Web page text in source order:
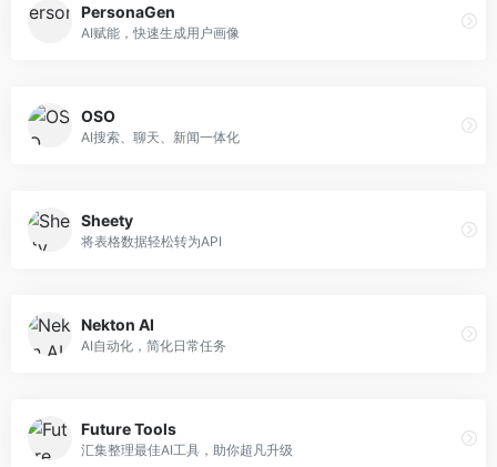
PersonaGen
AI赋能，快速生成用户画像
OSO
AI搜索、聊天、新闻一体化
Sheety
将表格数据轻松转为API
Nekton AI
AI自动化，简化日常任务
Future Tools
汇集整理最佳AI工具，助你超凡升级